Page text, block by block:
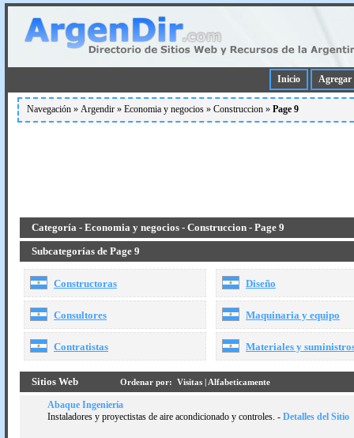
Inicio Agregar
Navegación » Argendir » Economia y negocios » Construccion » Page 9
Categoría - Economia y negocios - Construccion - Page 9
Subcategorías de Page 9
Constructoras
Consultores
Contratistas
Diseño
Maquinaria y equipo
Materiales y
Sitios Web Ordenar por: Visitas | Alfabeticamente
Abaque Ingenierí­a
Instaladores y proyectistas de aire acondicionado y controles. - Detalles del Sitio